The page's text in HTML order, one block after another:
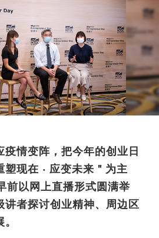
情变阵，把今年的创业日
现在 ‧ 应变未来＂为主
前以网上直播形式圆满举
讲者探讨创业精神、周边区